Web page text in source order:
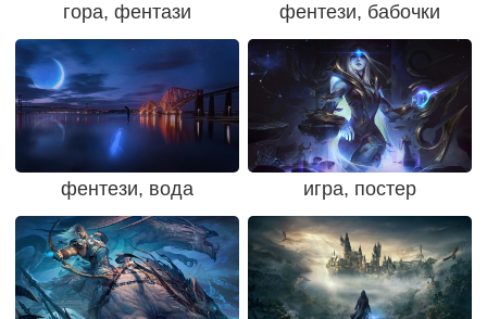
гора, фентази фентези, бабочки
фентези, вода игра, постер